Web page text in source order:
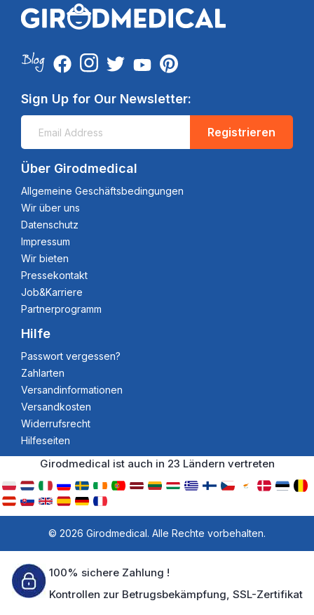
Sign Up for Our Newsletter:
Registrieren
Über Girodmedical
Allgemeine Geschäftsbedingungen
Wir über uns
Datenschutz
Impressum
Wir bieten
Pressekontakt
Job&Karriere
Partnerprogramm
Hilfe
Passwort vergessen?
Zahlarten
Versandinformationen
Versandkosten
Widerrufsrecht
Hilfeseiten
Girodmedical ist auch in 23 Ländern vertreten
© 2026 Girodmedical. Alle Rechte vorbehalten.
100% sichere Zahlung !
Kontrollen zur Betrugsbekämpfung, SSL-Zertifikat